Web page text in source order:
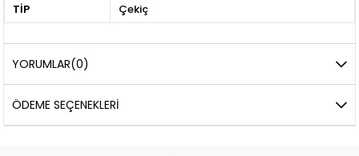
TİP
Çekiç
YORUMLAR(0)
ÖDEME SEÇENEKLERI